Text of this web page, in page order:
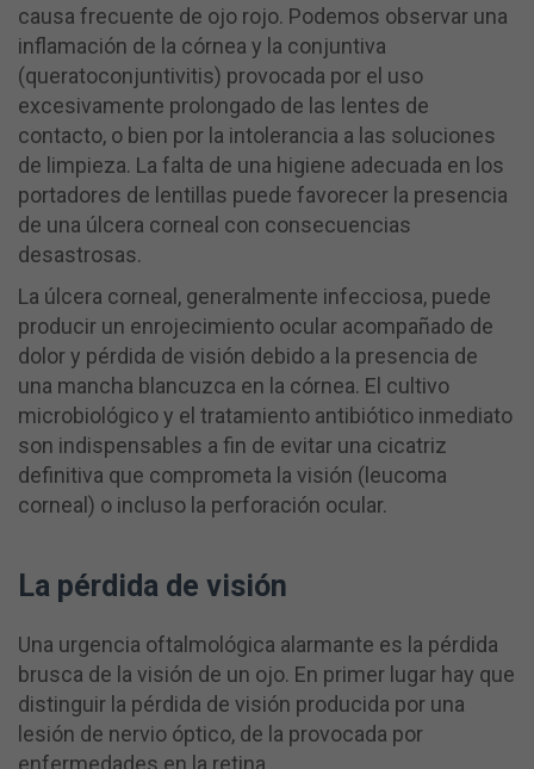
causa frecuente de ojo rojo. Podemos observar una
inflamación de la córnea y la conjuntiva
(queratoconjuntivitis) provocada por el uso
excesivamente prolongado de las lentes de
contacto, o bien por la intolerancia a las soluciones
de limpieza. La falta de una higiene adecuada en los
portadores de lentillas puede favorecer la presencia
de una úlcera corneal con consecuencias
desastrosas.
La úlcera corneal, generalmente infecciosa, puede
producir un enrojecimiento ocular acompañado de
dolor y pérdida de visión debido a la presencia de
una mancha blancuzca en la córnea. El cultivo
microbiológico y el tratamiento antibiótico inmediato
son indispensables a fin de evitar una cicatriz
definitiva que comprometa la visión (leucoma
corneal) o incluso la perforación ocular.
La pérdida de visión
Una urgencia oftalmológica alarmante es la pérdida
brusca de la visión de un ojo. En primer lugar hay que
distinguir la pérdida de visión producida por una
lesión de nervio óptico, de la provocada por
enfermedades en la retina.